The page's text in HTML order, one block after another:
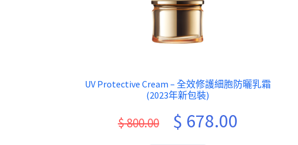
UV Protective Cream – 全效修護細胞防曬乳霜
(2023年新包裝)
$800.00
Original
price
$ 678.00